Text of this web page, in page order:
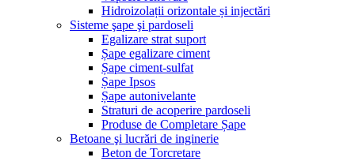
Hidroizolații orizontale și injectări
Sisteme şape şi pardoseli
Egalizare strat suport
Șape egalizare ciment
Șape ciment-sulfat
Șape Ipsos
Șape autonivelante
Straturi de acoperire pardoseli
Produse de Completare Șape
Betoane şi lucrări de inginerie
Beton de Torcretare